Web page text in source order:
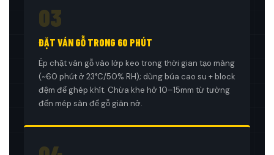
03
ĐẶT VÁN GỖ TRONG 60 PHÚT
Ép chặt ván gỗ vào lớp keo trong thời gian tạo màng
(~60 phút ở 23°C/50% RH); dùng búa cao su + block
đệm để ghép khít. Chừa khe hở 10–15mm từ tường
đến mép sàn để gỗ giãn nở.